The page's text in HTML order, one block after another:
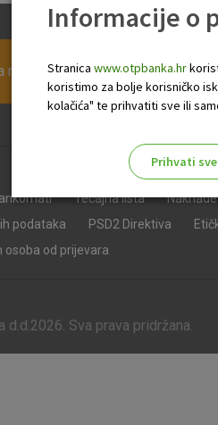
newsletter OTP banke
Tečajna lista Naknade
podataka
PSD2 Direktiva
osoba od prijevara
d.d.2026. Sva prava pridržana.
Informacije o
Stranica www.otpbanka.hr
koristimo za bolje korisničko
kolačića" te prihvatiti sve ili
Prihvati